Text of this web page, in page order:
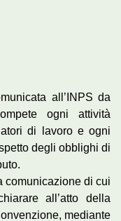
all’INPS da
ogni attività
di lavoro e ogni
degli obblighi di
comunicazione di cui
all’atto della
mediante